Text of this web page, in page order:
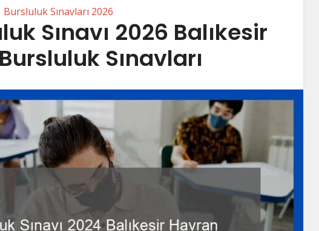
Bursluluk Sınavları 2026
Sınavı 2026 Balıkesir
Sınavları